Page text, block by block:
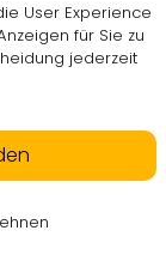
User Experience
für Sie zu
jederzeit